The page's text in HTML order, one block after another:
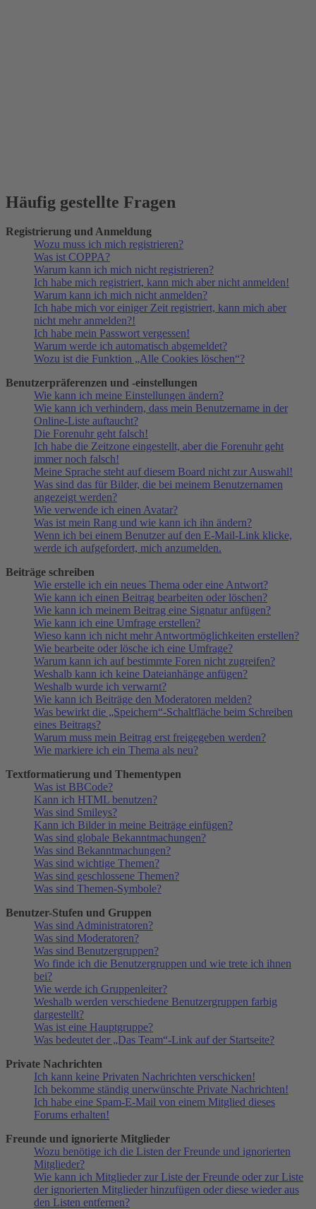
Häufig gestellte Fragen
Registrierung und Anmeldung
Wozu muss ich mich registrieren?
Was ist COPPA?
Warum kann ich mich nicht registrieren?
Ich habe mich registriert, kann mich aber nicht anmelden!
Warum kann ich mich nicht anmelden?
Ich habe mich vor einiger Zeit registriert, kann mich aber
nicht mehr anmelden?!
Ich habe mein Passwort vergessen!
Warum werde ich automatisch abgemeldet?
Wozu ist die Funktion „Alle Cookies löschen“?
Benutzerpräferenzen und -einstellungen
Wie kann ich meine Einstellungen ändern?
Wie kann ich verhindern, dass mein Benutzername in der
Online-Liste auftaucht?
Die Forenuhr geht falsch!
Ich habe die Zeitzone eingestellt, aber die Forenuhr geht
immer noch falsch!
Meine Sprache steht auf diesem Board nicht zur Auswahl!
Was sind das für Bilder, die bei meinem Benutzernamen
angezeigt werden?
Wie verwende ich einen Avatar?
Was ist mein Rang und wie kann ich ihn ändern?
Wenn ich bei einem Benutzer auf den E-Mail-Link klicke,
werde ich aufgefordert, mich anzumelden.
Beiträge schreiben
Wie erstelle ich ein neues Thema oder eine Antwort?
Wie kann ich einen Beitrag bearbeiten oder löschen?
Wie kann ich meinem Beitrag eine Signatur anfügen?
Wie kann ich eine Umfrage erstellen?
Wieso kann ich nicht mehr Antwortmöglichkeiten erstellen?
Wie bearbeite oder lösche ich eine Umfrage?
Warum kann ich auf bestimmte Foren nicht zugreifen?
Weshalb kann ich keine Dateianhänge anfügen?
Weshalb wurde ich verwarnt?
Wie kann ich Beiträge den Moderatoren melden?
Was bewirkt die „Speichern“-Schaltfläche beim Schreiben
eines Beitrags?
Warum muss mein Beitrag erst freigegeben werden?
Wie markiere ich ein Thema als neu?
Textformatierung und Thementypen
Was ist BBCode?
Kann ich HTML benutzen?
Was sind Smileys?
Kann ich Bilder in meine Beiträge einfügen?
Was sind globale Bekanntmachungen?
Was sind Bekanntmachungen?
Was sind wichtige Themen?
Was sind geschlossene Themen?
Was sind Themen-Symbole?
Benutzer-Stufen und Gruppen
Was sind Administratoren?
Was sind Moderatoren?
Was sind Benutzergruppen?
Wo finde ich die Benutzergruppen und wie trete ich ihnen
bei?
Wie werde ich Gruppenleiter?
Weshalb werden verschiedene Benutzergruppen farbig
dargestellt?
Was ist eine Hauptgruppe?
Was bedeutet der „Das Team“-Link auf der Startseite?
Private Nachrichten
Ich kann keine Privaten Nachrichten verschicken!
Ich bekomme ständig unerwünschte Private Nachrichten!
Ich habe eine Spam-E-Mail von einem Mitglied dieses
Forums erhalten!
Freunde und ignorierte Mitglieder
Wozu benötige ich die Listen der Freunde und ignorierten
Mitglieder?
Wie kann ich Mitglieder zur Liste der Freunde oder zur Liste
der ignorierten Mitglieder hinzufügen oder diese wieder aus
den Listen entfernen?